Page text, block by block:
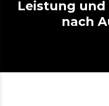
Leistung und Temperatur je
nach